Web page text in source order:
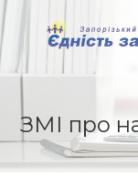
Skip
to
content
ЗМІ про